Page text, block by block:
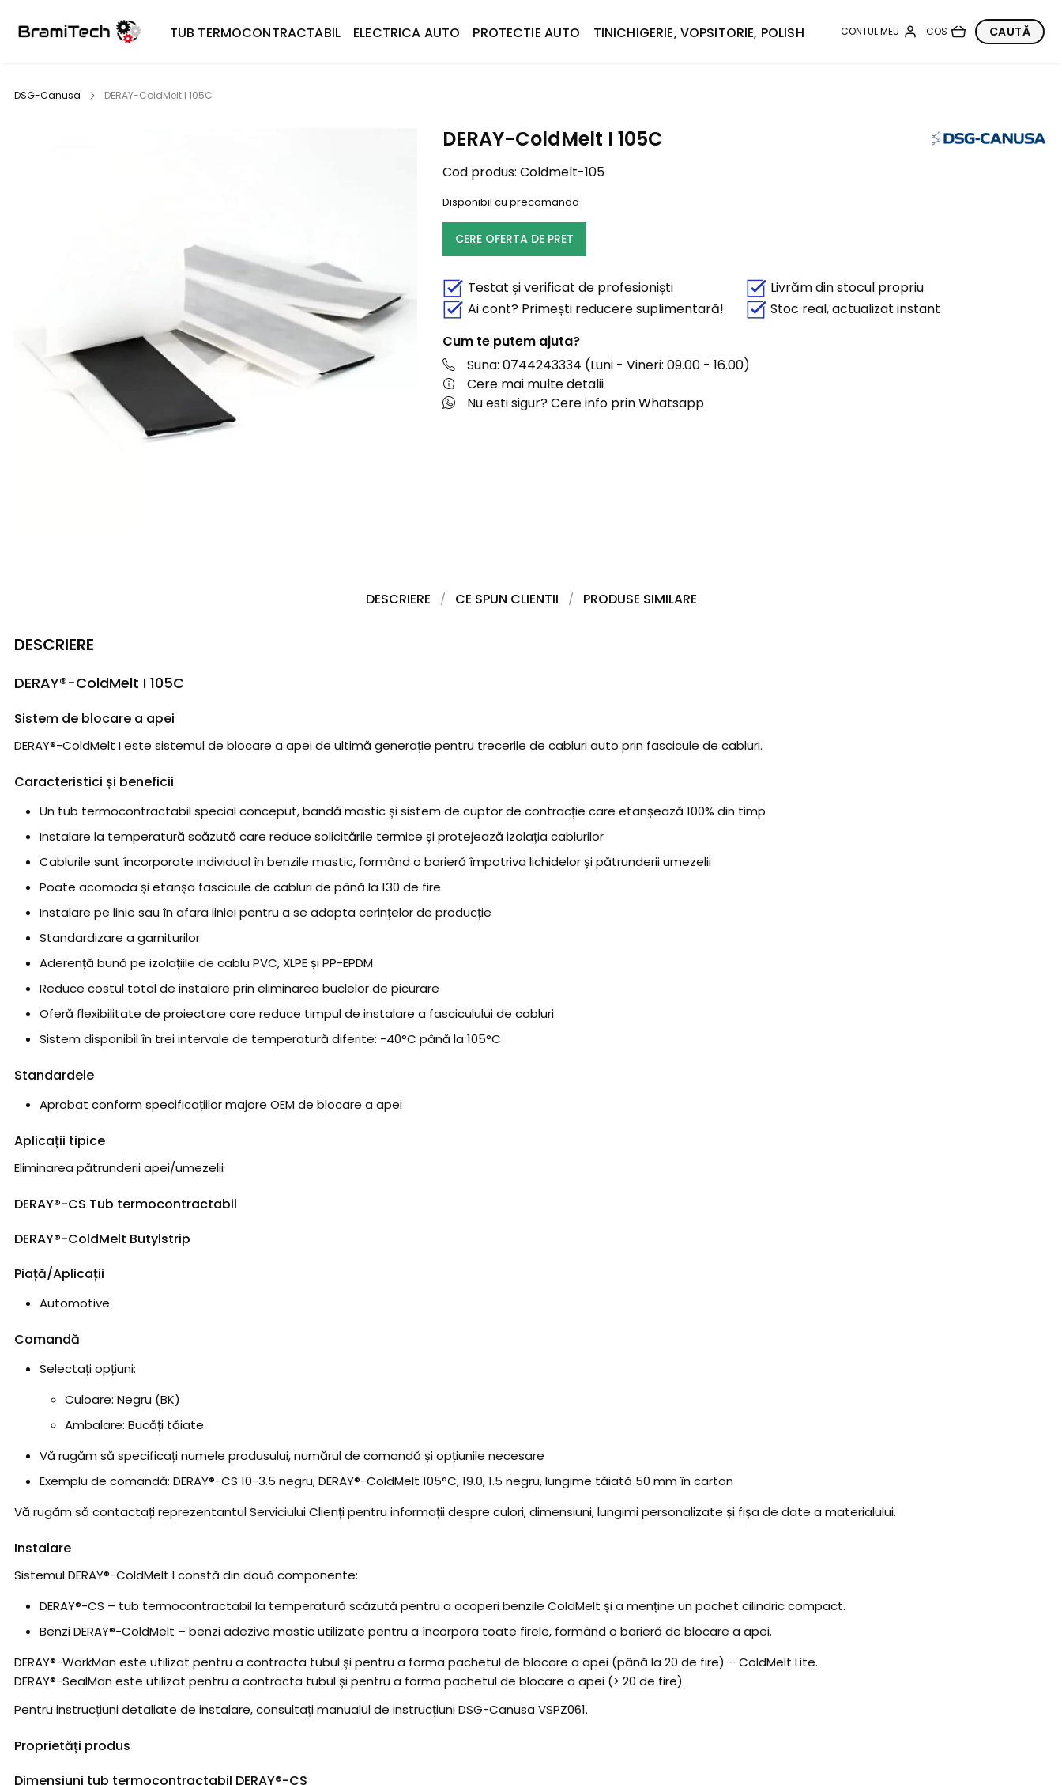
TUB TERMOCONTRACTABIL ELECTRICA AUTO PROTECTIE AUTO TINICHIGERIE, VOPSITORIE, POLISH
DSG-Canusa DERAY-ColdMelt I 105C
DERAY-ColdMelt I 105C
Cod produs: Coldmelt-105
Disponibil cu precomanda
CERE OFERTA DE PRET
Testat și verificat de profesioniști
Livrăm din stocul propriu
Ai cont? Primești reducere suplimentară!
Stoc real, actualizat instant
Cum te putem ajuta?
Suna: 0744243334 (Luni - Vineri: 09.00 - 16.00)
Cere mai multe detalii
Nu esti sigur? Cere info prin Whatsapp
DESCRIERE CE SPUN CLIENTII PRODUSE SIMILARE
DESCRIERE
DERAY®-ColdMelt I 105C
Sistem de blocare a apei
DERAY®-ColdMelt I este sistemul de blocare a apei de ultimă generație pentru trecerile de cabluri auto prin fascicule de cabluri.
Caracteristici și beneficii
Un tub termocontractabil special conceput, bandă mastic și sistem de cuptor de contracție care etanșează 100% din timp
Instalare la temperatură scăzută care reduce solicitările termice și protejează izolația cablurilor
Cablurile sunt încorporate individual în benzile mastic, formând o barieră împotriva lichidelor și pătrunderii umezelii
Poate acomoda și etanșa fascicule de cabluri de până la 130 de fire
Instalare pe linie sau în afara liniei pentru a se adapta cerințelor de producție
Standardizare a garniturilor
Aderență bună pe izolațiile de cablu PVC, XLPE și PP-EPDM
Reduce costul total de instalare prin eliminarea buclelor de picurare
Oferă flexibilitate de proiectare care reduce timpul de instalare a fasciculului de cabluri
Sistem disponibil în trei intervale de temperatură diferite: -40°C până la 105°C
Standardele
Aprobat conform specificațiilor majore OEM de blocare a apei
Aplicații tipice
Eliminarea pătrunderii apei/umezelii
DERAY®-CS Tub termocontractabil
DERAY®-ColdMelt Butylstrip
Piață/Aplicații
Automotive
Comandă
Selectați opțiuni:
Culoare: Negru (BK)
Ambalare: Bucăți tăiate
Vă rugăm să specificați numele produsului, numărul de comandă și opțiunile necesare
Exemplu de comandă: DERAY®-CS 10-3.5 negru, DERAY®-ColdMelt 105°C, 19.0, 1.5 negru, lungime tăiată 50 mm în carton
Vă rugăm să contactați reprezentantul Serviciului Clienți pentru informații despre culori, dimensiuni, lungimi personalizate și fișa de date a materialului.
Instalare
Sistemul DERAY®-ColdMelt I constă din două componente:
DERAY®-CS – tub termocontractabil la temperatură scăzută pentru a acoperi benzile ColdMelt și a menține un pachet cilindric compact.
Benzi DERAY®-ColdMelt – benzi adezive mastic utilizate pentru a încorpora toate firele, formând o barieră de blocare a apei.
DERAY®-WorkMan este utilizat pentru a contracta tubul și pentru a forma pachetul de blocare a apei (până la 20 de fire) – ColdMelt Lite.
DERAY®-SealMan este utilizat pentru a contracta tubul și pentru a forma pachetul de blocare a apei (> 20 de fire).
Pentru instrucțiuni detaliate de instalare, consultați manualul de instrucțiuni DSG-Canusa VSPZ061.
Proprietăți produs
Dimensiuni tub termocontractabil DERAY®-CS